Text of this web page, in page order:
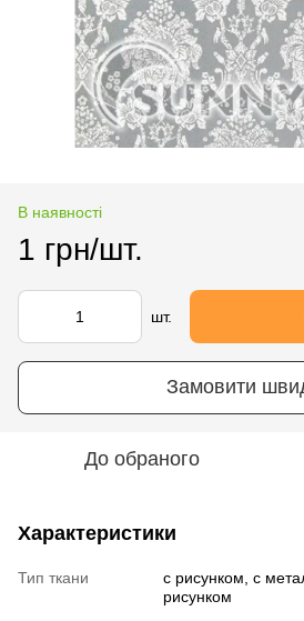
В наявності
1 грн/шт.
шт.
Замовити
До обраного
Характеристики
Тип ткани
с рисунком, с
рисунком